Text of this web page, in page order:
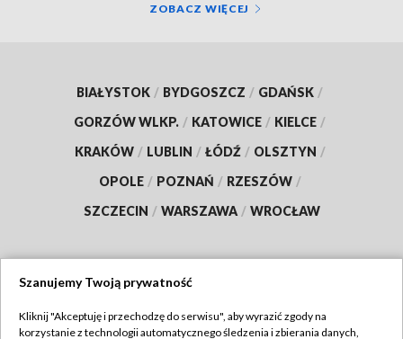
ZOBACZ WIĘCEJ
BIAŁYSTOK / BYDGOSZCZ / GDAŃSK /
GORZÓW WLKP. / KATOWICE / KIELCE /
KRAKÓW / LUBLIN / ŁÓDŹ / OLSZTYN /
OPOLE / POZNAŃ / RZESZÓW /
SZCZECIN / WARSZAWA / WROCŁAW
Szanujemy Twoją prywatność
Kliknij "Akceptuję i przechodzę do serwisu", aby wyrazić zgody na
korzystanie z technologii automatycznego śledzenia i zbierania danych,